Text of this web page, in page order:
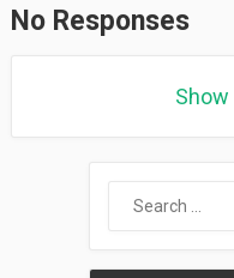
No Responses